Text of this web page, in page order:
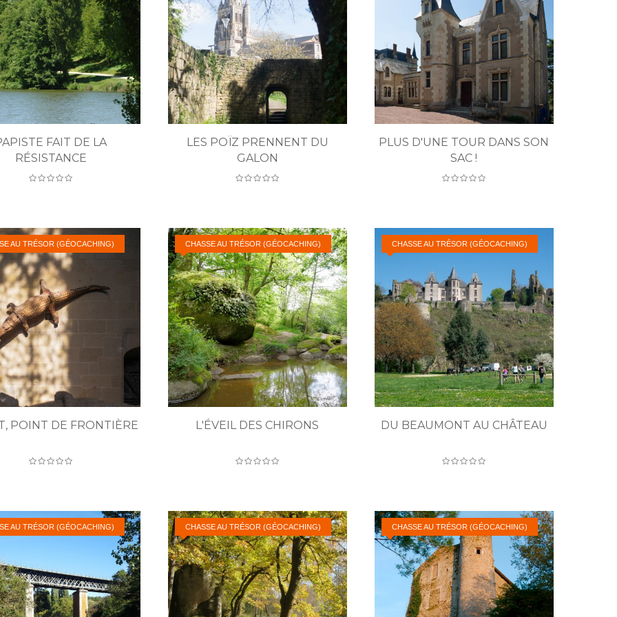
FAIT DE LA
RÉSISTANCE
LES POÏZ PRENNENT DU
GALON
PLUS D'UNE TOUR DANS SON
SAC !
POINT DE FRONTIÈRE
AU TRÉSOR (GÉOCACHING)
L'ÉVEIL DES CHIRONS
CHASSE AU TRÉSOR (GÉOCACHING)
DU BEAUMONT AU CHÂTEAU
CHASSE AU TRÉSOR (GÉOCACHING)
AU TRÉSOR (GÉOCACHING) CHASSE AU TRÉSOR (GÉOCACHING) CHASSE AU TRÉSOR (GÉOCACHING)